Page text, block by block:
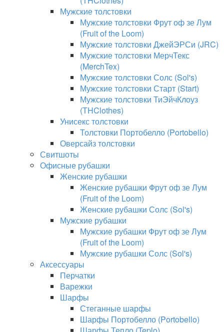
Мужские толстовки
Мужские толстовки Фрут оф зе Лум
(Fruit of the Loom)
Мужские толстовки ДжейЭРСи (JRC)
Мужские толстовки МерчТекс
(MerchTex)
Мужские толстовки Солс (Sol's)
Мужские толстовки Старт (Start)
Мужские толстовки ТиЭйчКлоуз
(THClothes)
Унисекс толстовки
Толстовки Портобелло (Portobello)
Оверсайз толстовки
Свитшоты
Офисные рубашки
Женские рубашки
Женские рубашки Фрут оф зе Лум
(Fruit of the Loom)
Женские рубашки Солс (Sol's)
Мужские рубашки
Мужские рубашки Фрут оф зе Лум
(Fruit of the Loom)
Мужские рубашки Солс (Sol's)
Аксессуары
Перчатки
Варежки
Шарфы
Стеганные шарфы
Шарфы Портобелло (Portobello)